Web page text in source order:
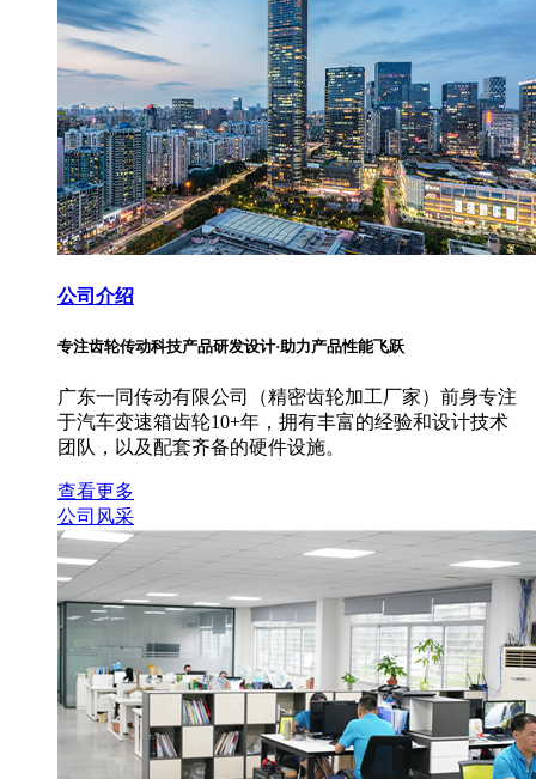
公司介绍
专注齿轮传动科技产品研发设计·助力产品性能飞跃
广东一同传动有限公司（精密齿轮加工厂家）前身专注
于汽车变速箱齿轮10+年，拥有丰富的经验和设计技术
团队，以及配套齐备的硬件设施。
查看更多
公司风采